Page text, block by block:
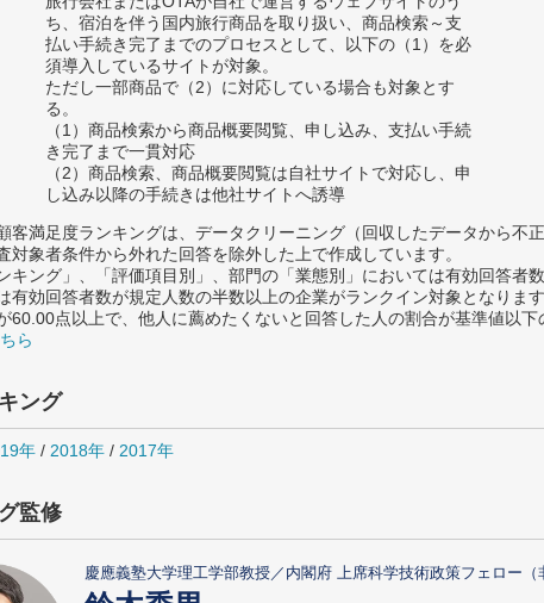
ち、宿泊を伴う国内旅行商品を取り扱い、商品検索～支
払い手続き完了までのプロセスとして、以下の（1）を必
須導入しているサイトが対象。
ただし一部商品で（2）に対応している場合も対象とす
る。
（1）商品検索から商品概要閲覧、申し込み、支払い手続
き完了まで一貫対応
（2）商品検索、商品概要閲覧は自社サイトで対応し、申
し込み以降の手続きは他社サイトへ誘導
客満足度ランキングは、データクリーニング（回収したデータから不正
象者条件から外れた回答を除外した上で作成しています。
キング」、「評価項目別」、部門の「業態別」においては有効回答者
有効回答者数が規定人数の半数以上の企業がランクイン対象となります
60.00点以上で、他人に薦めたくないと回答した人の割合が基準値以下
ら
ング
年 / 2018年 / 2017年
監修
慶應義塾大学理工学部教授／内閣府 上席科学技術政策フェロー（